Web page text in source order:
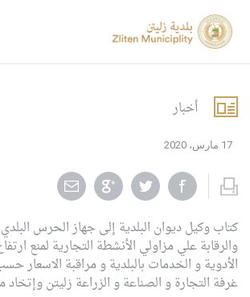
أخبار
17 مارس، 2020
كتاب وكيل ديوان البلدية إلى جهاز الحرس
والرقابة علي مزاولي الأنشطة التجارية لمنع
الأدوية و الخدمات بالبلدية و مراقبة الاسعار
غرفة التجارة و الصناعة و الزراعة زليتن